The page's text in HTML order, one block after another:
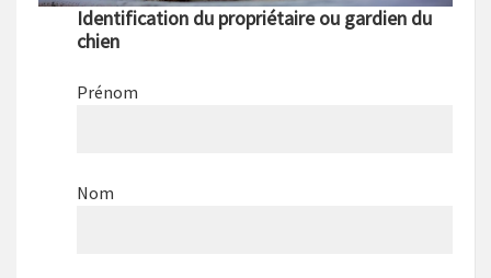
Identification du propriétaire ou gardien du
chien
Prénom
Nom